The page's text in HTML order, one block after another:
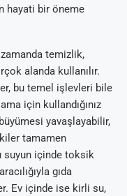
hayati bir öneme
temizlik,
alanda kullanılır.
bu temel işlevleri bile
için kullandığınız
yavaşlayabilir,
tamamen
suyun içinde toksik
gıda
Ev içinde ise kirli su,